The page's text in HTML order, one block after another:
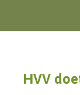
HVV